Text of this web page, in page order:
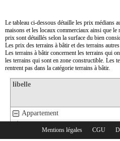
Mentions légales CGU
Rubriques :
Le tableau ci-dessous détaille les prix médians
maisons et les locaux commerciaux ainsi que
prix sont détaillés selon la surface du bien
Les prix des terrains à bâtir et des terrains
Les terrains à bâtir concernent les terrains qui
les terrains qui sont en zone constructible. Les
rentrent pas dans la catégorie terrains à bâtir.
libelle
Appartement
2- Surface de 30 m2 à 80 m2